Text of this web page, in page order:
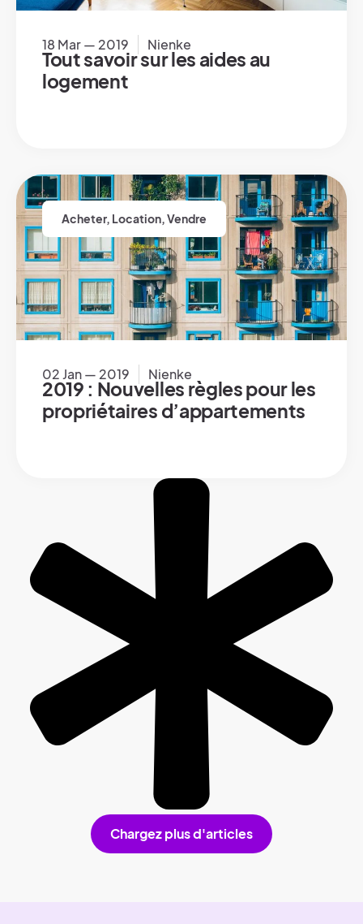
18 Mar — 2019 Nienke
Tout savoir sur les aides au
logement
Acheter, Location,Vendre
02 Jan — 2019 Nienke
2019 : Nouvelles règles pour les
propriétaires d’appartements
Chargez plus d'articles